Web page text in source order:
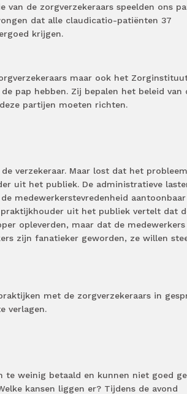
de zorgverzekeraars speelden ons
dat alle claudicatio-patiënten 37
krijgen.
maar ook het
pap hebben. Zij bepalen het beleid van
partijen moeten richten.
verzekeraar. Maar lost dat het
uit het publiek. De administratieve
medewerkerstevredenheid aantoonbaar
uit het publiek vertelt dat
opleverden, maar dat de medewerkers
zijn fanatieker geworden, ze willen
met de zorgverzekeraars in
verlagen.
weinig betaald en kunnen niet goed
kansen liggen er? Tijdens de avond